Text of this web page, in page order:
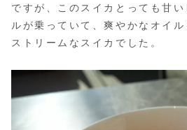
ですが、このスイカとっても甘
ルが乗っていて、爽やかなオイ
ストリームなスイカでした。